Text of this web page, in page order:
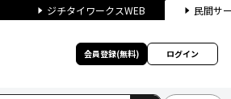
ジチタイワークスWEB 民間サ
会員登録(無料) ログイン